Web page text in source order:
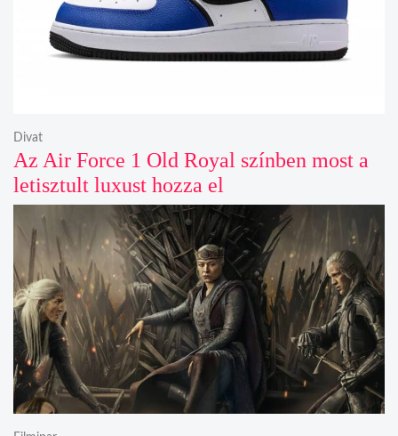
Az Air Force 1 Old Royal színben most a
letisztult luxust hozza el
Divat